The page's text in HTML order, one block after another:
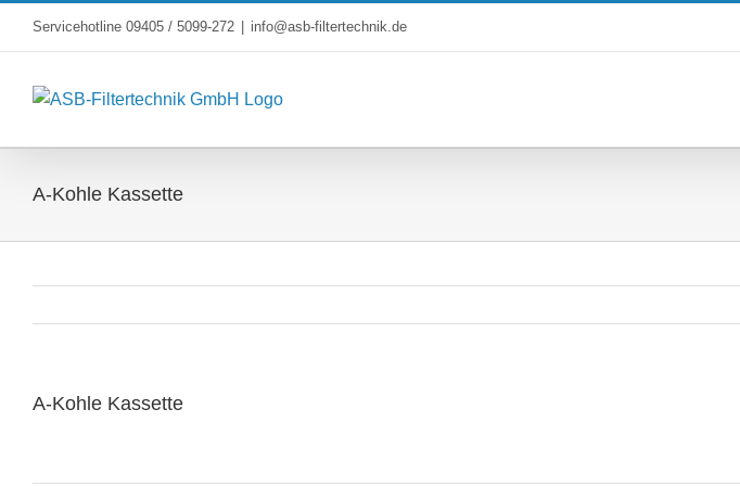
Servicehotline 09405 / 5099-272 info@asb-filtertechnik.de
A-Kohle Kassette
A-Kohle Kassette